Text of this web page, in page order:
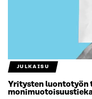
JULKAISU
Yritysten luontotyön